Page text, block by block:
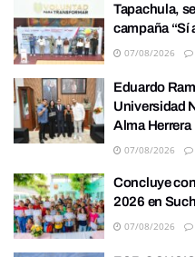
Tapachula,
campaña “Sí
07/08/2026
Eduardo
Universidad
Alma Herrera
07/08/2026
Concluye
2026 en
07/08/2026